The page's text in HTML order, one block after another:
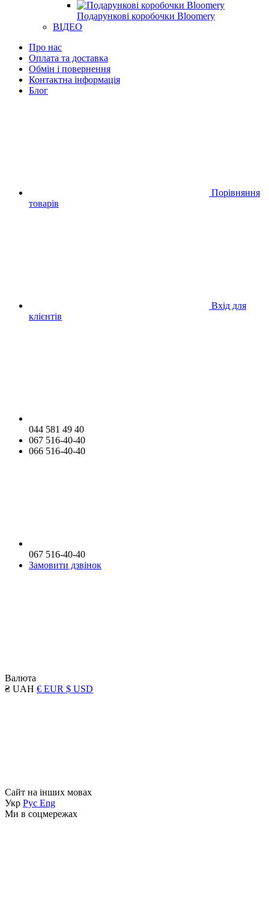
Подарункові коробочки Bloomery
ВІДЕО
Про нас
Оплата та доставка
Обмін і повернення
Контактна інформація
Блог
Порівняння
товарів
Вхід для
клієнтів
044 581 49 40
067 516-40-40
066 516-40-40
067 516-40-40
Замовити дзвінок
Валюта
₴ UAH € EUR $ USD
Сайт на інших мовах
Укр Рус Eng
Ми в соцмережах